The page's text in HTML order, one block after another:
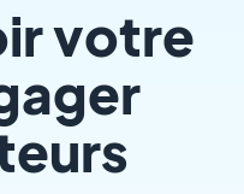
votre